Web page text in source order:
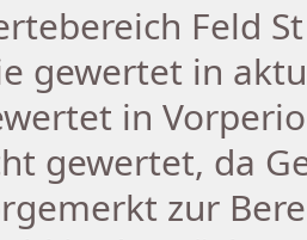
Feld
gewertet in
in
gewertet, da
zur